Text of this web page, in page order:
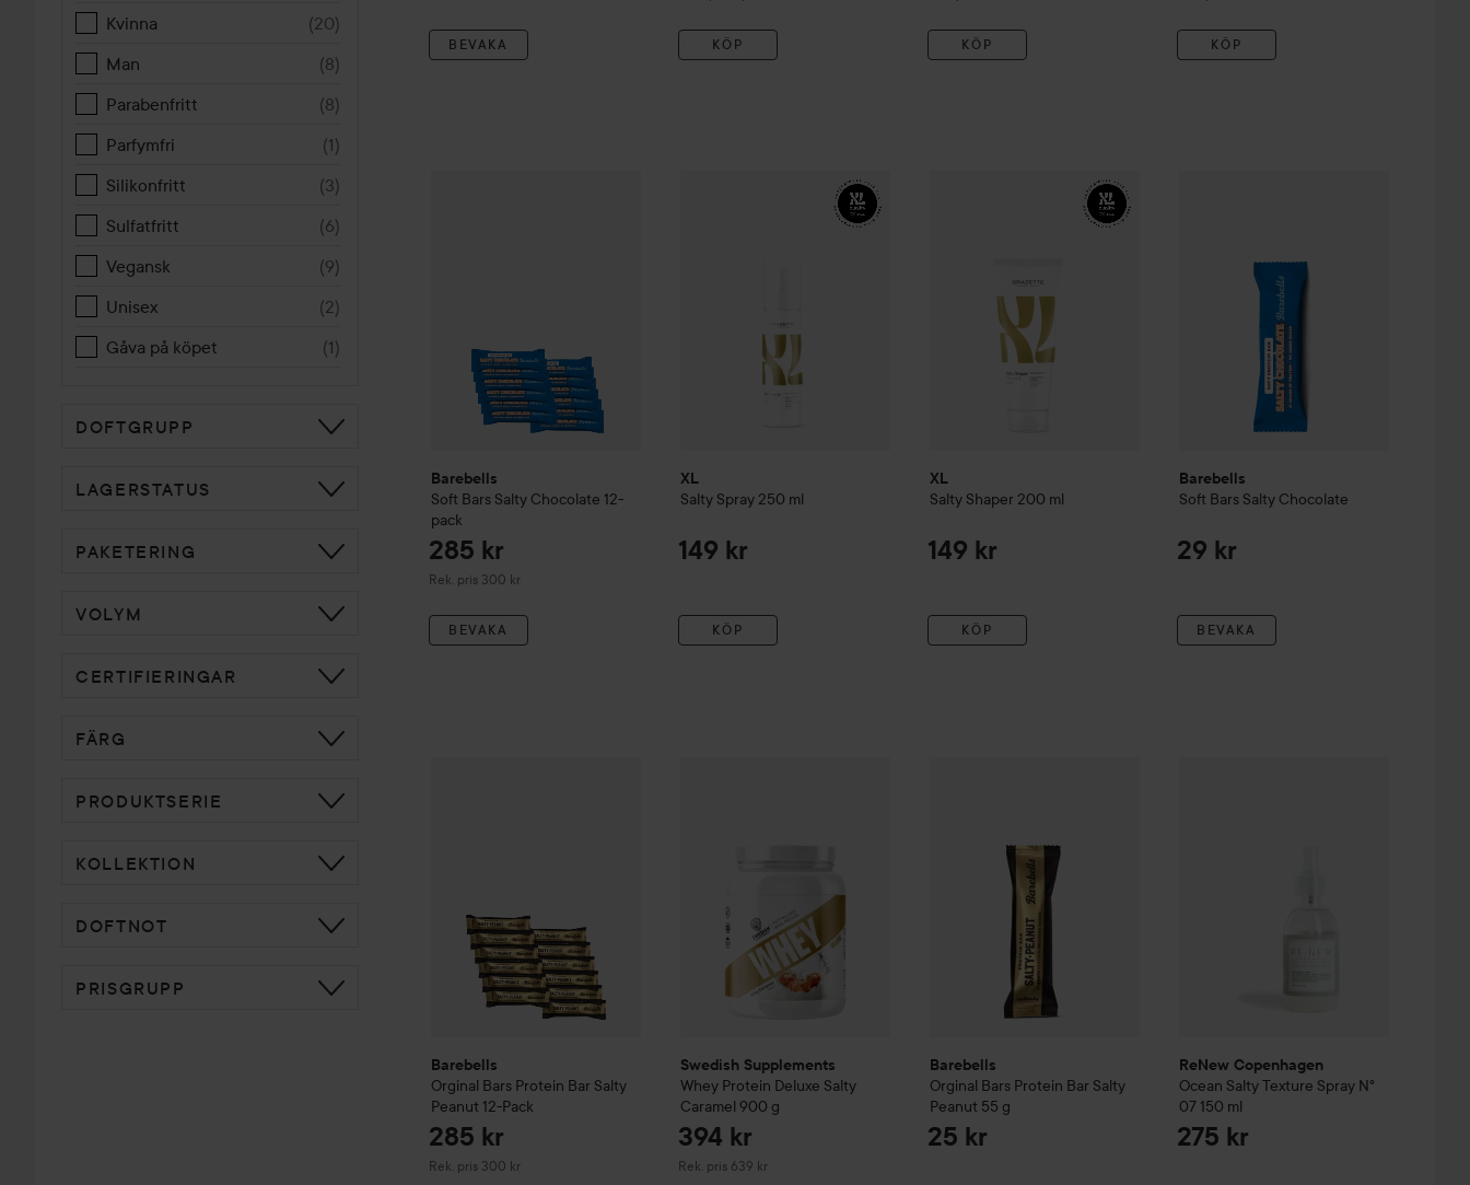
Kvinna
(20)
Man
(8)
Parabenfritt
(8)
Parfymfri
(1)
Silikonfritt
(3)
Sulfatfritt
(6)
Vegansk
(9)
Unisex
(2)
Gåva på köpet
(1)
DOFTGRUPP
LAGERSTATUS
PAKETERING
VOLYM
CERTIFIERINGAR
FÄRG
PRODUKTSERIE
KOLLEKTION
DOFTNOT
PRISGRUPP
BEVAKA KÖP KÖP KÖP
Barebells
Soft Bars Salty Chocolate 12-
pack
285 kr
Rek. pris 300 kr
Rekommenderat pris 300 kr
BEVAKA
Rekommenderat pris 300 kr
XL
Salty Spray 250 ml
149 kr
KÖP
En svart bakgrund med en vit logga som liknar två stiliserade bokstäver och
XL
Salty Shaper 200 ml
149 kr
KÖP
200 mlEn svart bakgrund med en vit logga som liknar
Barebells
Soft Bars Salty Chocolate
29 kr
BEVAKA
Barebells
Orginal Bars Protein Bar Salty
Peanut 12-Pack
285 kr
Rek. pris 300 kr
Rekommenderat pris 300 kr
Swedish Supplements
Whey Protein Deluxe Salty
Caramel 900 g
394 kr
Rek. pris 639 kr
Rekommenderat pris 639 kr
Barebells
Orginal Bars Protein Bar Salty
Peanut 55 g
25 kr
ReNew Copenhagen
Ocean Salty Texture Spray N°
07 150 ml
275 kr